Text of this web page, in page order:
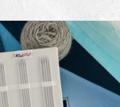
för att spara på energi
Den
här
produkten
flera
varianter.